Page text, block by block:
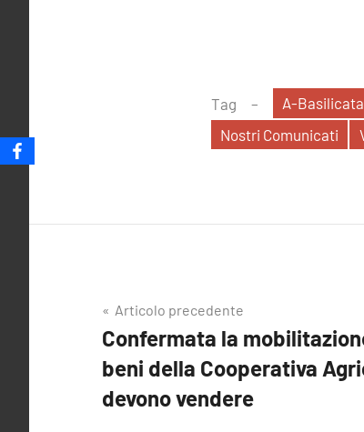
Tag A-Basilicata
Nostri Comunicati
Navigazione
articoli
Articolo precedente
Confermata la
beni della Cooperativa
devono vendere